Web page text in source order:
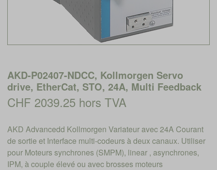
AKD-P02407-NDCC, Kollmorgen Servo
drive, EtherCat, STO, 24A, Multi Feedback
CHF 2039.25 hors TVA
AKD Advancedd Kollmorgen Variateur avec 24A Courant
de sortie et Interface multi-codeurs à deux canaux. Utiliser
pour Moteurs synchrones (SMPM), linear , asynchrones,
IPM, à couple élevé ou avec brosses moteurs